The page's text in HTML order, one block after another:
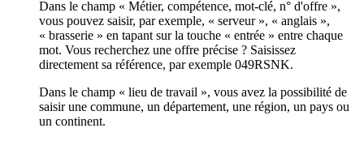
Dans le champ « Métier, compétence, mot-clé, n° d'offre »,
vous pouvez saisir, par exemple, « serveur », « anglais »,
« brasserie » en tapant sur la touche « entrée » entre chaque
mot. Vous recherchez une offre précise ? Saisissez
directement sa référence, par exemple 049RSNK.
Dans le champ « lieu de travail », vous avez la possibilité de
saisir une commune, un département, une région, un pays ou
un continent.